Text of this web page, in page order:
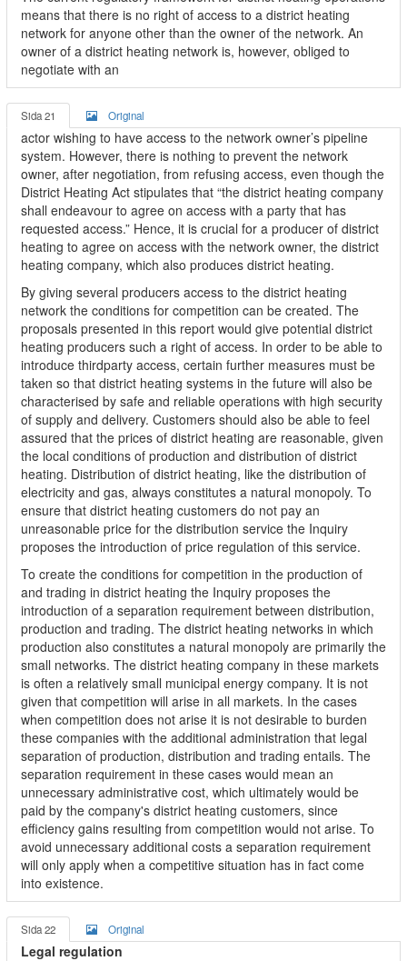
means that there is no right of access to a district heating
network for anyone other than the owner of the network. An
owner of a district heating network is, however, obliged to
negotiate with an
Sida 21 Original
actor wishing to have access to the network owner’s pipeline
system. However, there is nothing to prevent the network
owner, after negotiation, from refusing access, even though the
District Heating Act stipulates that “the district heating company
shall endeavour to agree on access with a party that has
requested access.” Hence, it is crucial for a producer of district
heating to agree on access with the network owner, the district
heating company, which also produces district heating.
By giving several producers access to the district heating
network the conditions for competition can be created. The
proposals presented in this report would give potential district
heating producers such a right of access. In order to be able to
introduce thirdparty access, certain further measures must be
taken so that district heating systems in the future will also be
characterised by safe and reliable operations with high security
of supply and delivery. Customers should also be able to feel
assured that the prices of district heating are reasonable, given
the local conditions of production and distribution of district
heating. Distribution of district heating, like the distribution of
electricity and gas, always constitutes a natural monopoly. To
ensure that district heating customers do not pay an
unreasonable price for the distribution service the Inquiry
proposes the introduction of price regulation of this service.
To create the conditions for competition in the production of
and trading in district heating the Inquiry proposes the
introduction of a separation requirement between distribution,
production and trading. The district heating networks in which
production also constitutes a natural monopoly are primarily the
small networks. The district heating company in these markets
is often a relatively small municipal energy company. It is not
given that competition will arise in all markets. In the cases
when competition does not arise it is not desirable to burden
these companies with the additional administration that legal
separation of production, distribution and trading entails. The
separation requirement in these cases would mean an
unnecessary administrative cost, which ultimately would be
paid by the company's district heating customers, since
efficiency gains resulting from competition would not arise. To
avoid unnecessary additional costs a separation requirement
will only apply when a competitive situation has in fact come
into existence.
Sida 22 Original
Legal regulation